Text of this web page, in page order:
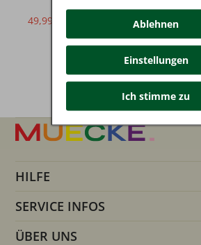
49,99 € 129,99 €
HILFE
SERVICE INFOS
ÜBER UNS
Ablehnen
Einstellungen
Ich stimme zu